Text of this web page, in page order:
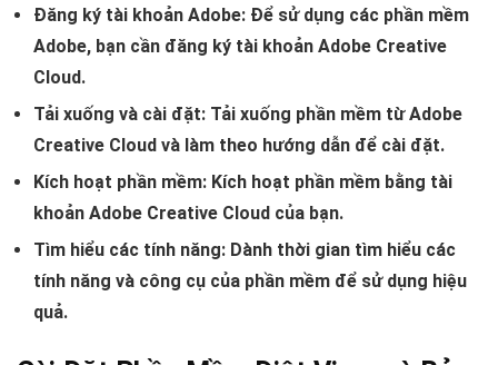
Đăng ký tài khoản Adobe: Để sử dụng các phần mềm
Adobe, bạn cần đăng ký tài khoản Adobe Creative
Cloud.
Tải xuống và cài đặt: Tải xuống phần mềm từ Adobe
Creative Cloud và làm theo hướng dẫn để cài đặt.
Kích hoạt phần mềm: Kích hoạt phần mềm bằng tài
khoản Adobe Creative Cloud của bạn.
Tìm hiểu các tính năng: Dành thời gian tìm hiểu các
tính năng và công cụ của phần mềm để sử dụng hiệu
quả.